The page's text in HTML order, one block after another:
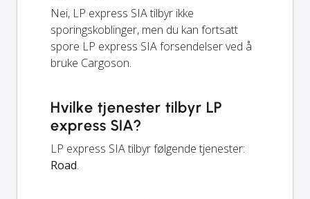
Nei, LP express SIA tilbyr ikke
sporingskoblinger, men du kan fortsatt
spore LP express SIA forsendelser ved å
bruke Cargoson.
Hvilke tjenester tilbyr LP
express SIA?
LP express SIA tilbyr følgende tjenester:
Road.